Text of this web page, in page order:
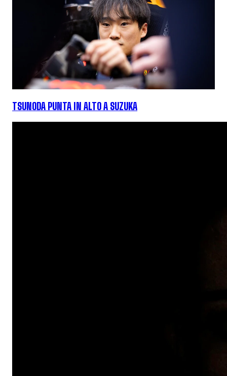
TSUNODA PUNTA IN ALTO A SUZUKA